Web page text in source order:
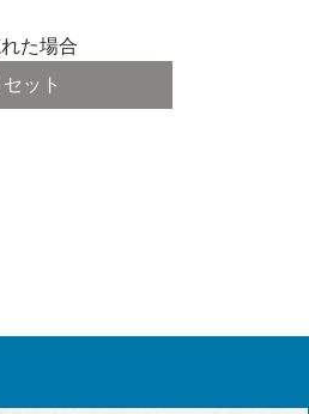
た場合
ット